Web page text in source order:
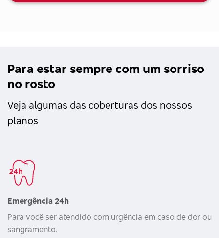
Para estar sempre com um sorriso
no rosto
Veja algumas das coberturas dos nossos
planos
Emergência 24h
Para você ser atendido com urgência em caso de dor ou
sangramento.